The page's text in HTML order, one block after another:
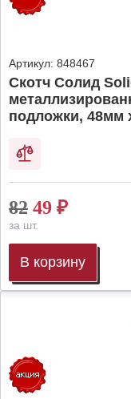
Артикул: 848467
Скотч Солид
подложки, 48мм
82 49 ₽
за шт.
В корзину